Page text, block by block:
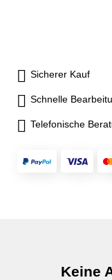
Sicherer Kauf
Schnelle
Telefonische
Keine